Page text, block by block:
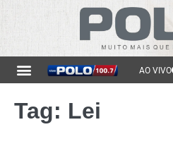
AO VIVO
Tag: Lei